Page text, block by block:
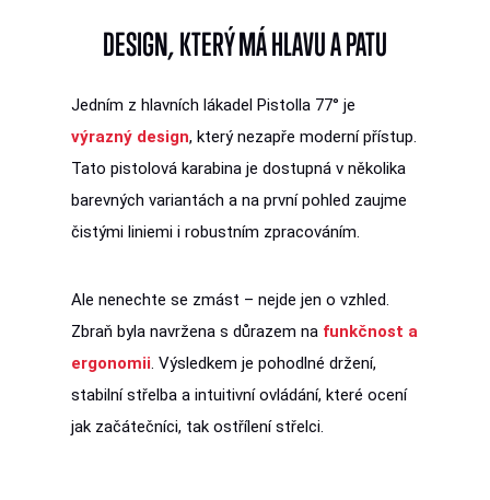
DESIGN, KTERÝ MÁ HLAVU A PATU
Jedním z hlavních lákadel Pistolla 77° je
výrazný design, který nezapře moderní přístup.
Tato pistolová karabina je dostupná v několika
barevných variantách a na první pohled zaujme
čistými liniemi i robustním zpracováním.
Ale nenechte se zmást – nejde jen o vzhled.
Zbraň byla navržena s důrazem na funkčnost a
ergonomii. Výsledkem je pohodlné držení,
stabilní střelba a intuitivní ovládání, které ocení
jak začátečníci, tak ostřílení střelci.